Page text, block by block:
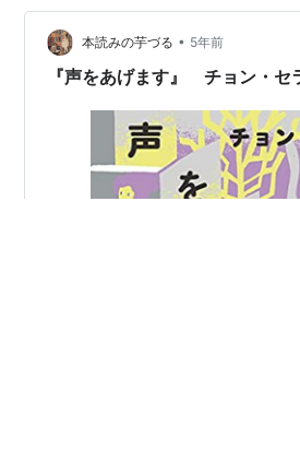
セランさんの作品の翻訳小説は今回
た。 本作『声をあげます』は、チョ
SF短…
本読みの芋づる • 5年前
『声をあげます』 チョン・セ